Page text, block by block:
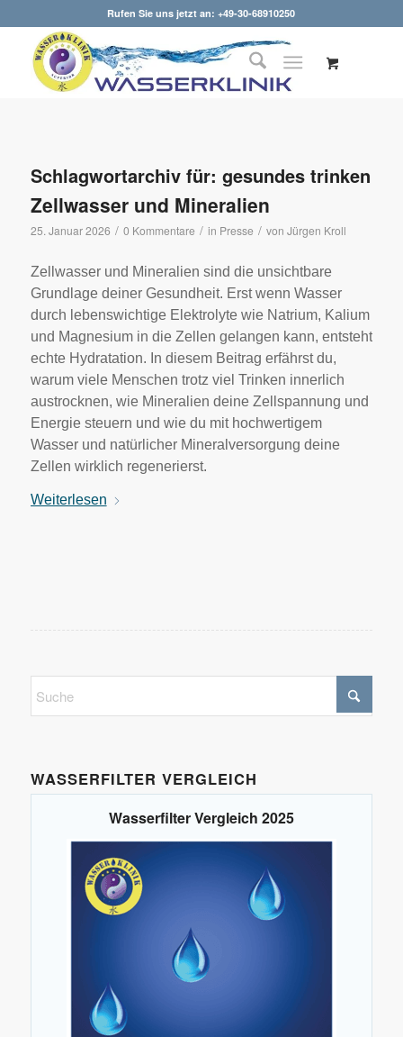
Rufen Sie uns jetzt an: +49-30-68910250
Schlagwortarchiv für: gesundes trinken
Zellwasser und Mineralien
25. Januar 2026 / 0 Kommentare / in Presse / von Jürgen Kroll
Zellwasser und Mineralien sind die unsichtbare
Grundlage deiner Gesundheit. Erst wenn Wasser
durch lebenswichtige Elektrolyte wie Natrium, Kalium
und Magnesium in die Zellen gelangen kann, entsteht
echte Hydratation. In diesem Beitrag erfährst du,
warum viele Menschen trotz viel Trinken innerlich
austrocknen, wie Mineralien deine Zellspannung und
Energie steuern und wie du mit hochwertigem
Wasser und natürlicher Mineralversorgung deine
Zellen wirklich regenerierst.
Weiterlesen
WASSERFILTER VERGLEICH
Wasserfilter Vergleich 2025